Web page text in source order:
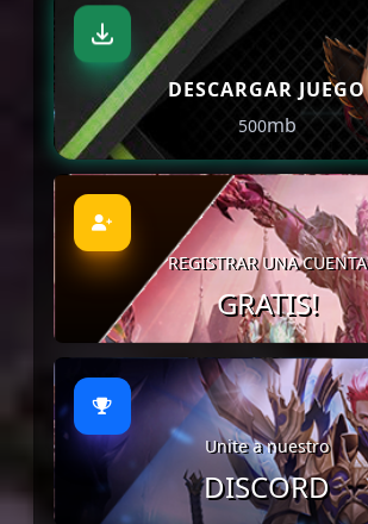
DESCARGAR JUEGO
500mb
REGISTRAR UNA CUENTA
GRATIS!
Unite a nuestro
DISCORD